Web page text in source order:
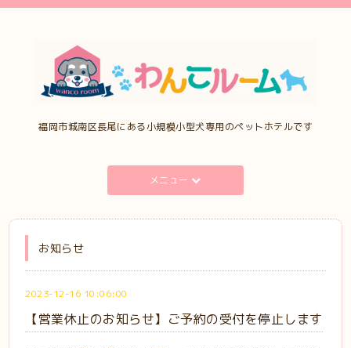
福岡市城南区長尾にある小規模小型犬専用のペットホテルです
メニュー
お知らせ
2023-12-16 10:06:00
【営業休止のお知らせ】ご予約の受付を停止します